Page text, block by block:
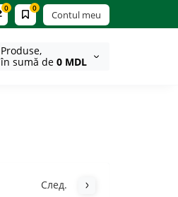
Contul meu
0
0
Produse,
în sumă de 0 MDL
След.